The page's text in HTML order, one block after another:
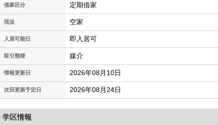
借家区分 定期借家
現況 空家
入居可能日 即入居可
取引態様 媒介
情報更新日 2026年08月10日
次回更新予定日 2026年08月24日
学区情報